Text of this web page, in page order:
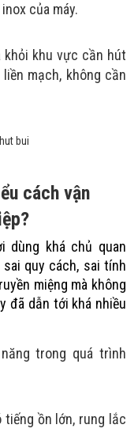
của máy.
khu vực cần hút
mạch, không cần
cách vận
dùng khá chủ quan
quy cách, sai tính
miệng mà không
đã dẫn tới khá nhiều
trong quá trình
tiếng ồn lớn, rung lắc